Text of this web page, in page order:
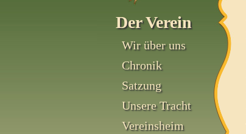
Der Verein
Wir über uns
Chronik
Satzung
Unsere Tracht
Vereinsheim